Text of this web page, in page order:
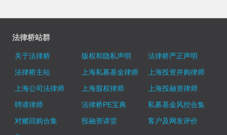
法律桥站群
关于法律桥 版权和隐私声明
法律桥严正声明
法律桥主站
上海私募基金律师
上海投资并购律师
上海公司法律师
上海股权律师
上海投融资律师
聘请律师
法律桥PE宝典
私募基金风控合集
对赌回购合集
投融资讲堂
客户及网友评价